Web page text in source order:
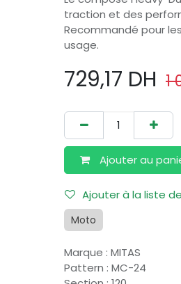
traction et des
Recommandé pour
usage.
729,17 DH 1
Ajouter au​
Ajouter à la liste
Moto
Marque : MITAS
Pattern : MC-24